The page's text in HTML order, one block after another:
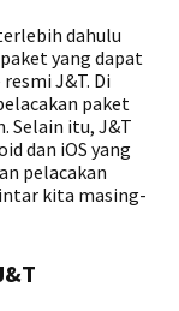
dahulu
yang dapat
J&T. Di
paket
Selain itu, J&T
dan iOS yang
pelacakan
kita masing-